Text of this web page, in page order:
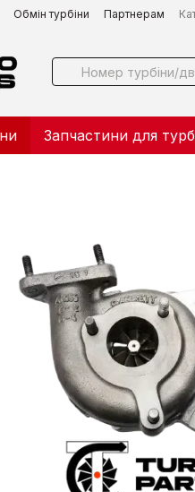
Обмін турбіни Партнерам
Запчастини для